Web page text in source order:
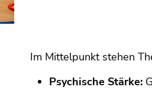
Im Mittelpunkt stehen
Psychische Stärke: